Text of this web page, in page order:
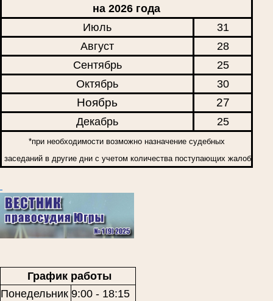
на 2026 года
Июль
31
Август
28
Сентябрь
25
Октябрь
30
Ноябрь 27
Декабрь 25
*при необходимости возможно назначение судебных
заседаний в другие дни с учетом количества поступающих жалоб
График работы
Понедельник 9:00 - 18:15